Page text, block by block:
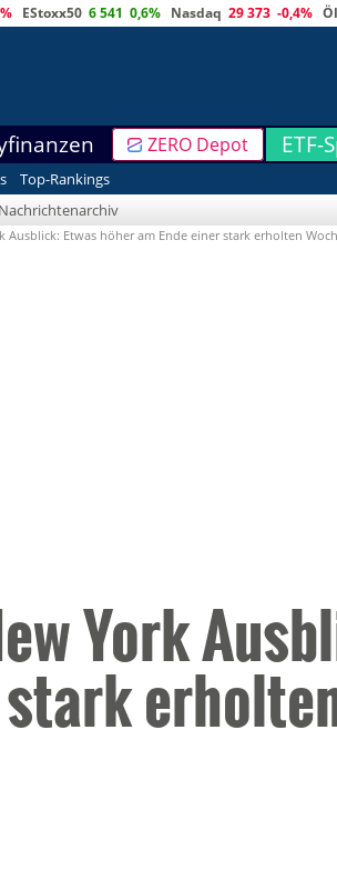
EStoxx50 6 541 0,6% Nasdaq 29 373 -0,4% Öl
ZERO Depot ETF-
Top-Rankings
Nachrichtenarchiv
Ausblick: Etwas höher am Ende einer stark erholten
York